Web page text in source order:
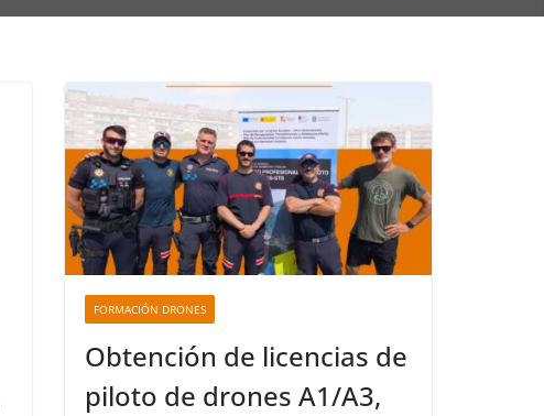
FORMACIÓN DRONES
Obtención de licencias de
piloto de drones A1/A3,